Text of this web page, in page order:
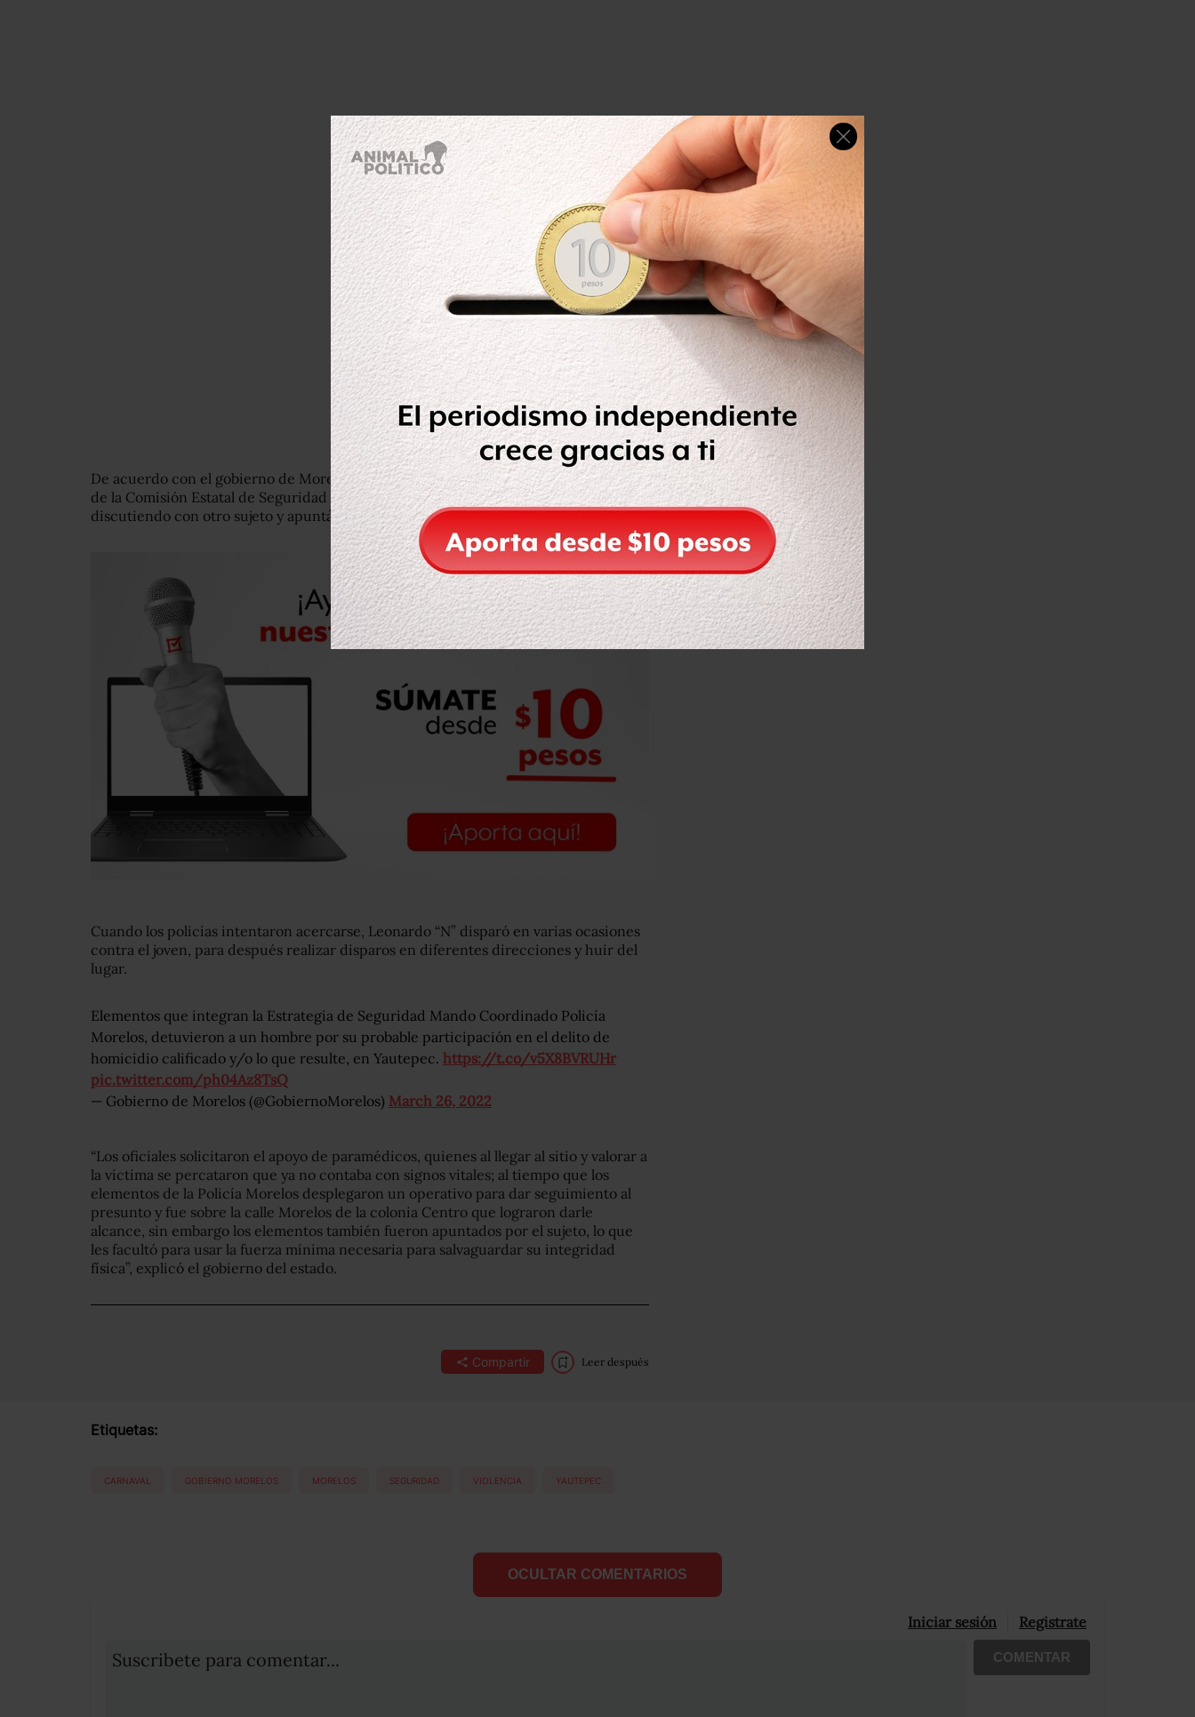
De acuerdo con el gobierno de Morelos, el joven fue detenido luego de que policías
de la Comisión Estatal de Seguridad Pública lo observaron en la calle Zaragoza
discutiendo con otro sujeto y apuntándole con un arma de fuego.
Cuando los policías intentaron acercarse, Leonardo “N” disparó en varias ocasiones
contra el joven, para después realizar disparos en diferentes direcciones y huir del
lugar.
Elementos que integran la Estrategia de Seguridad Mando Coordinado Policía
Morelos, detuvieron a un hombre por su probable participación en el delito de
homicidio calificado y/o lo que resulte, en Yautepec. https://t.co/v5X8BVRUHr
pic.twitter.com/ph04Az8TsQ
— Gobierno de Morelos (@GobiernoMorelos) March 26, 2022
“Los oficiales solicitaron el apoyo de paramédicos, quienes al llegar al sitio y valorar a
la víctima se percataron que ya no contaba con signos vitales; al tiempo que los
elementos de la Policía Morelos desplegaron un operativo para dar seguimiento al
presunto y fue sobre la calle Morelos de la colonia Centro que lograron darle
alcance, sin embargo los elementos también fueron apuntados por el sujeto, lo que
les facultó para usar la fuerza mínima necesaria para salvaguardar su integridad
física”, explicó el gobierno del estado.
Compartir Leer después
Etiquetas:
CARNAVAL GOBIERNO MORELOS MORELOS SEGURIDAD VIOLENCIA YAUTEPEC
OCULTAR COMENTARIOS
Iniciar sesión Registrate
Suscribete para comentar... COMENTAR